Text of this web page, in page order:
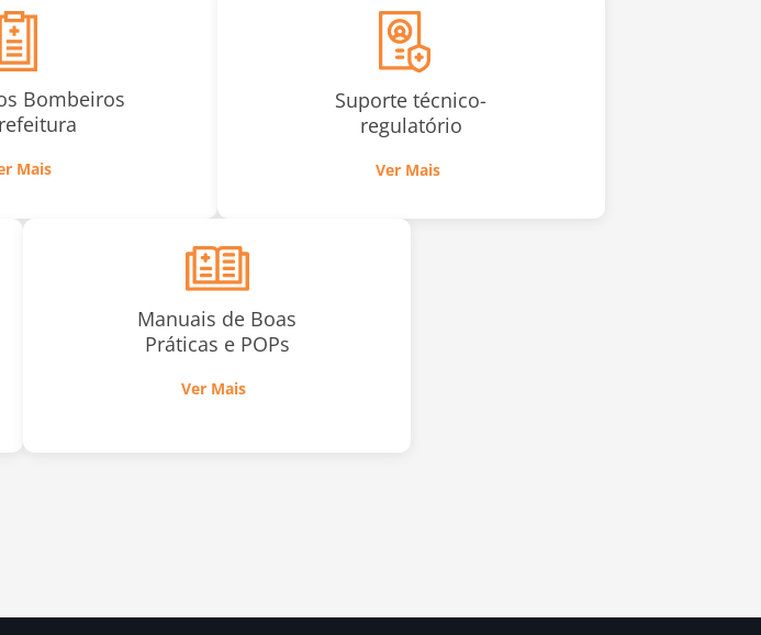
Bombeiros
Mais
Suporte técnico-
regulatório
Ver Mais
Manuais de Boas
Práticas e POPs
Ver Mais